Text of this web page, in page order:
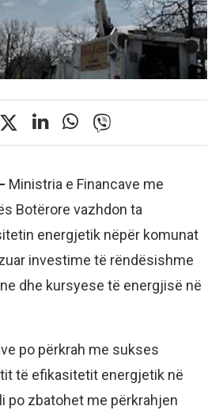
Ministria e Financave me
Botërore vazhdon ta
energjetik nëpër komunat
investime të rëndësishme
dhe kursyese të energjisë në
po përkrah me sukses
të efikasitetit energjetik në
po zbatohet me përkrahjen